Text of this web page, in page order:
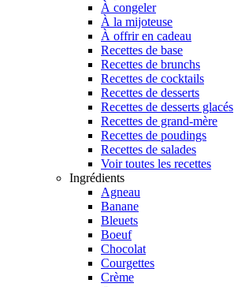
À congeler
À la mijoteuse
À offrir en cadeau
Recettes de base
Recettes de brunchs
Recettes de cocktails
Recettes de desserts
Recettes de desserts glacés
Recettes de grand-mère
Recettes de poudings
Recettes de salades
Voir toutes les recettes
Ingrédients
Agneau
Banane
Bleuets
Boeuf
Chocolat
Courgettes
Crème